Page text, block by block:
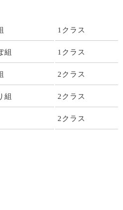
1クラス
組 1クラス
2クラス
組 2クラス
2クラス